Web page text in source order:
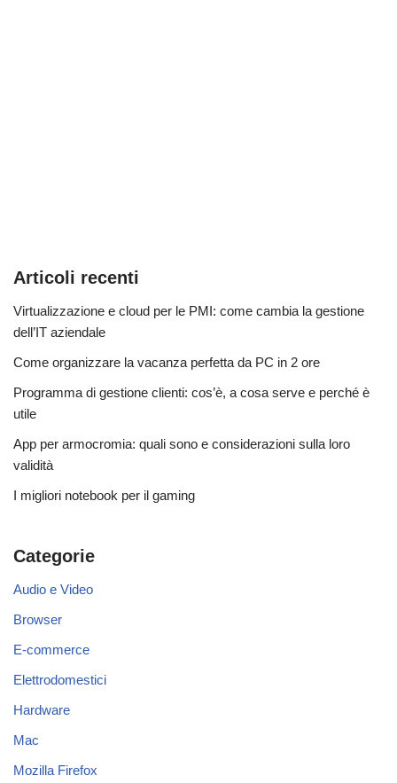
Articoli recenti
Virtualizzazione e cloud per le PMI: come cambia la gestione
dell’IT aziendale
Come organizzare la vacanza perfetta da PC in 2 ore
Programma di gestione clienti: cos’è, a cosa serve e perché è
utile
App per armocromia: quali sono e considerazioni sulla loro
validità
I migliori notebook per il gaming
Categorie
Audio e Video
Browser
E-commerce
Elettrodomestici
Hardware
Mac
Mozilla Firefox